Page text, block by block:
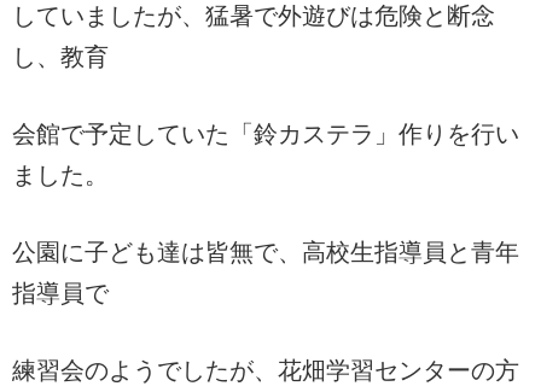
していましたが、猛暑で外遊びは危険と断念
し、教育
会館で予定していた「鈴カステラ」作りを行い
ました。
公園に子ども達は皆無で、高校生指導員と青年
指導員で
練習会のようでしたが、花畑学習センターの方